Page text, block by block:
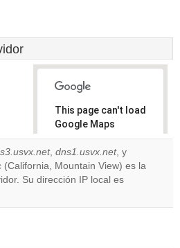
This page can't load
Google Maps
correctly.
Do you
own this
, dns1.usvx.net, y
(California, Mountain View) es la
Su dirección IP local es